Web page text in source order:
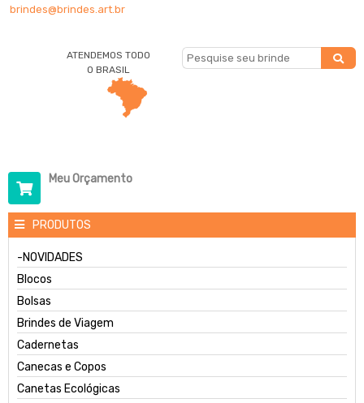
brindes@brindes.art.br
ATENDEMOS TODO
O BRASIL
Meu Orçamento
PRODUTOS
-NOVIDADES
Blocos
Bolsas
Brindes de Viagem
Cadernetas
Canecas e Copos
Canetas Ecológicas